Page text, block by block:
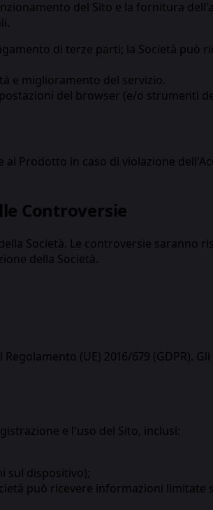
del Sito e la fornitura
di terze parti; la Società può
e miglioramento del servizio.
del browser (e/o strumenti
Prodotto in caso di violazione
Controversie
Società. Le controversie saranno
della Società.
(UE) 2016/679
e l'uso del Sito, inclusi:
sul dispositivo);
può ricevere informazioni